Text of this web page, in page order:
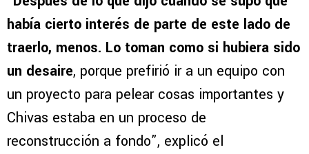
había cierto interés de parte de este lado de
traerlo, menos. Lo toman como si hubiera sido
un desaire, porque prefirió ir a un equipo con
un proyecto para pelear cosas importantes y
Chivas estaba en un proceso de
reconstrucción a fondo”, explicó el